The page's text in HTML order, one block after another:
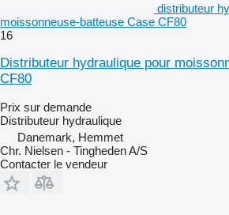
distributeur
moissonneuse-batteuse Case CF80
16
Distributeur hydraulique pour
CF80
Prix sur demande
Distributeur hydraulique
Danemark, Hemmet
Chr. Nielsen - Tingheden A/S
Contacter le vendeur